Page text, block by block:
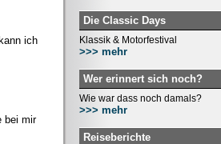
ich
bei mir
Die Classic Days
Klassik & Motorfestival
>>> mehr
Wer erinnert sich noch?
Wie war dass noch damals?
>>> mehr
Reiseberichte